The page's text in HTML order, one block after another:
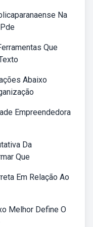
Na
Que
Abaixo
Empreendedora
Da
Que
Em Relação Ao
Melhor Define O